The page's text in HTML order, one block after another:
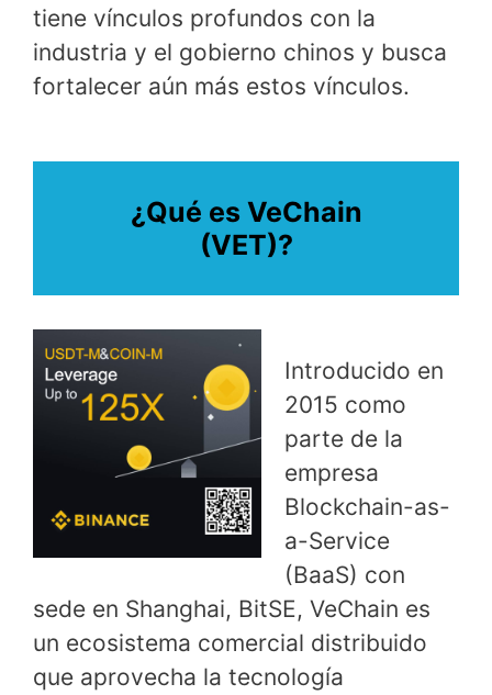
tiene vínculos profundos con la
industria y el gobierno chinos y busca
fortalecer aún más estos vínculos.
¿Qué es VeChain
(VET)?
Introducido en
2015 como
parte de la
empresa
Blockchain-as-
a-Service
(BaaS) con
sede en Shanghai, BitSE, VeChain es
un ecosistema comercial distribuido
que aprovecha la tecnología